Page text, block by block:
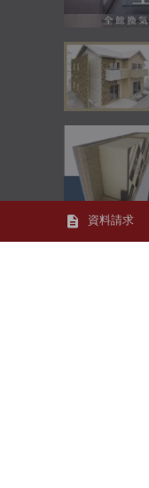
資料請求